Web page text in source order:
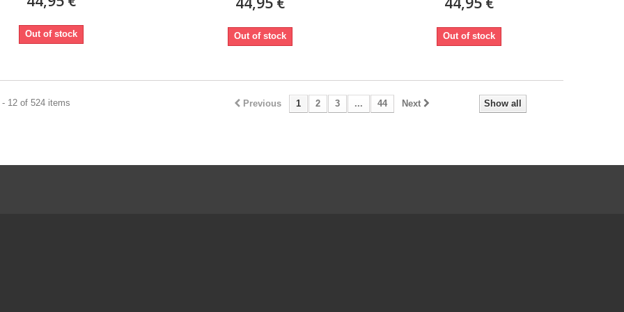
Out of stock Out of stock Out of stock
Show all
Previous 1 2 3 ... 44 Next
12 of 524 items